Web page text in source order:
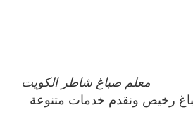
معلم صباغ شاطر الكويت
رخيص ونقدم خدمات متنوعة